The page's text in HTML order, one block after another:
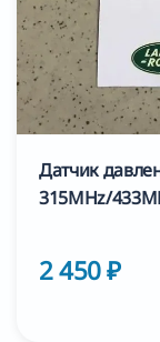
Датчик
315MHz/
2 450 ₽